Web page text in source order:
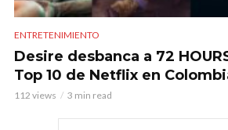
ENTRETENIMIENTO
Desire desbanca a 72
Top 10 de Netflix en
112 views 3 min read